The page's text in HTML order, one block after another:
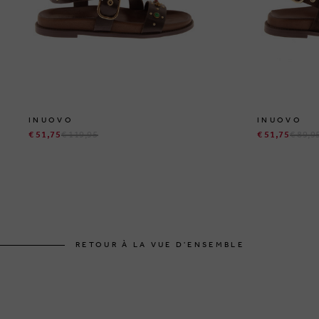
INUOVO
€ 51,75€ 119,95
INUOVO
€ 51,75€
RETOUR À LA VUE D'ENSEMBLE